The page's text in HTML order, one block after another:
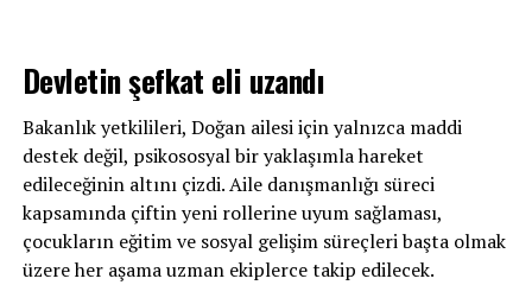
Devletin şefkat eli uzandı
Bakanlık yetkilileri, Doğan ailesi için yalnızca maddi
destek değil, psikososyal bir yaklaşımla hareket
edileceğinin altını çizdi. Aile danışmanlığı süreci
kapsamında çiftin yeni rollerine uyum sağlaması,
çocukların eğitim ve sosyal gelişim süreçleri başta olmak
üzere her aşama uzman ekiplerce takip edilecek.